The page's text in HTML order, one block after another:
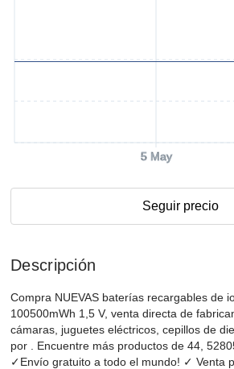
5 May
Seguir precio
Descripción
Compra NUEVAS baterías recargables de
100500mWh 1,5 V, venta directa de
cámaras, juguetes eléctricos, cepillos de
por . Encuentre más productos de 44,
✓Envío gratuito a todo el mundo! ✓ Venta